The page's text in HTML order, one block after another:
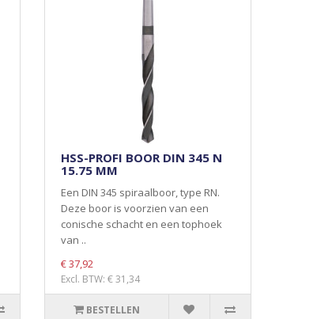
HSS-PROFI BOOR DIN 345 N
15.75 MM
Een DIN 345 spiraalboor, type RN.
Deze boor is voorzien van een
conische schacht en een tophoek
van ..
€ 37,92
Excl. BTW: € 31,34
BESTELLEN